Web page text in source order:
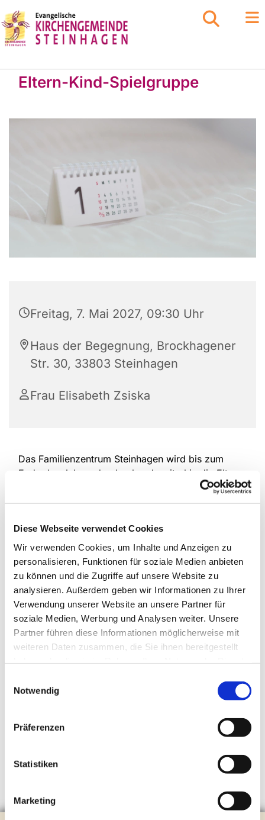
Diese Webseite verwendet Cookies
Wir verwenden Cookies, um Inhalte und Anzeigen zu
personalisieren, Funktionen für soziale Medien anbieten
zu können und die Zugriffe auf unsere Website zu
analysieren. Außerdem geben wir Informationen zu Ihrer
Verwendung unserer Website an unsere Partner für
soziale Medien, Werbung und Analysen weiter. Unsere
Partner führen diese Informationen möglicherweise mit
weiteren Daten zusammen, die Sie ihnen bereitgestellt
Notwendig
Präferenzen
Statistiken
Marketing
Eltern-Kind-Spielgruppe
Freitag, 7. Mai 2027, 09:30 Uhr
Haus der Begegnung, Brockhagener
Str. 30, 33803 Steinhagen
Frau Elisabeth Zsiska
Das Familienzentrum Steinhagen wird bis zum
Ende des Jahres durchgehend weiterhin die Eltern-
Kind-Spielgruppen in der Altersspanne von 6
Monaten bis ca. 2,5 Jahre am Freitag anbieten.
Eine Anmeldung ist notwendig, damit wir planen
Frau Elisabeth Zsiska, Tel.: 05204 / 88 82 13